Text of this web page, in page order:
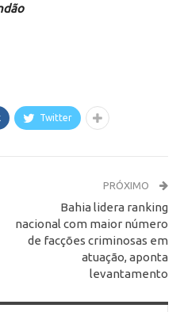
Twitter
PRÓXIMO
Bahia lidera ranking
nacional com maior número
de facções criminosas em
atuação, aponta
levantamento